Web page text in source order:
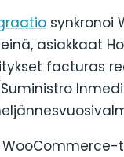
synkronoi
asiakkaat
facturas